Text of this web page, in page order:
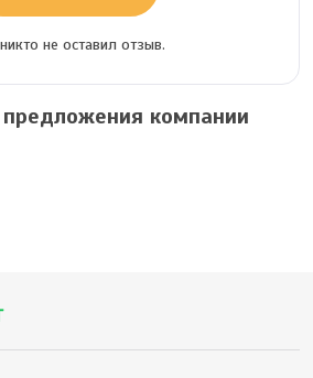
не оставил отзыв.
компании